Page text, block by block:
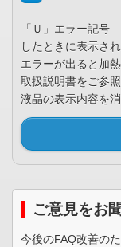
「Ｕ」エラー記号
したときに表示さ
エラーが出ると加
取扱説明書をご参
液晶の表示内容を
ご意見をお
今後のFAQ改善の